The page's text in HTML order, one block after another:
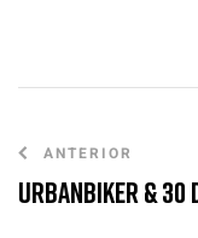
ANTERIOR
UrbanBiker & 30